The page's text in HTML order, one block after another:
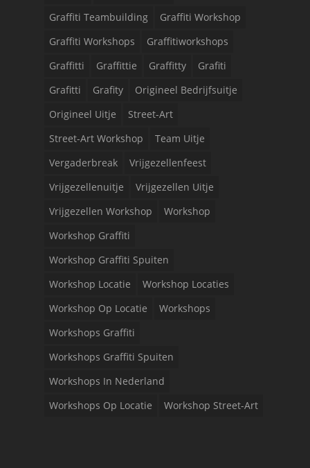
Graffiti Teambuilding
Graffiti Workshop
Graffiti Workshops
Graffitiworkshops
Graffitti
Graffittie Graffitty
Grafiti
Grafitti
Grafity
Origineel Bedrijfsuitje
Origineel Uitje
Street-Art
Street-Art Workshop
Team Uitje
Vergaderbreak
Vrijgezellenfeest
Vrijgezellenuitje
Vrijgezellen Uitje
Vrijgezellen Workshop
Workshop
Workshop Graffiti
Workshop Graffiti Spuiten
Workshop Locatie
Workshop Locaties
Workshop Op Locatie
Workshops
Workshops Graffiti
Workshops Graffiti Spuiten
Workshops In Nederland
Workshops Op Locatie
Workshop Street-Art